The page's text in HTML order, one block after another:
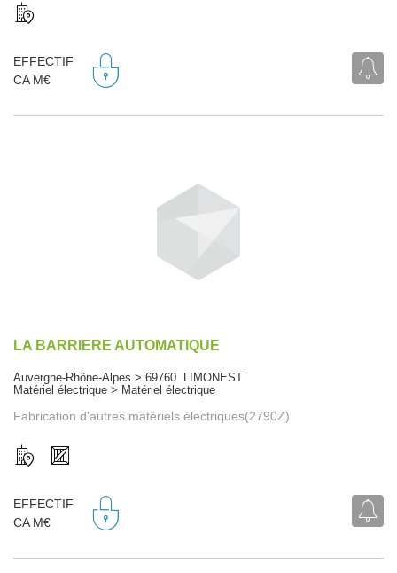
EFFECTIF
CA M€
LA BARRIERE AUTOMATIQUE
Auvergne-Rhône-Alpes > 69760 LIMONEST
Matériel électrique > Matériel électrique
Fabrication d'autres matériels électriques(2790Z)
EFFECTIF
CA M€